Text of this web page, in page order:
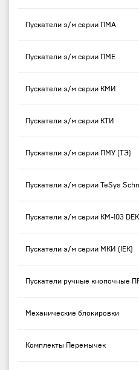
Пускатели э/м серии ПМА
Пускатели э/м серии ПМЕ
Пускатели э/м серии КМИ
Пускатели э/м серии КТИ
Пускатели э/м серии ПМУ (ТЭ)
Пускатели э/м серии TeSys
Пускатели э/м серии КМ-103
Пускатели э/м серии МКИ (IEK)
Пускатели ручные кнопочные
Механические блокировки
Комплекты Перемычек